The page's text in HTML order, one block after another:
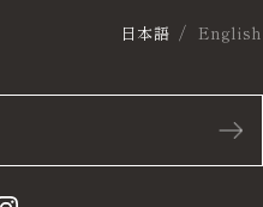
日本語 English